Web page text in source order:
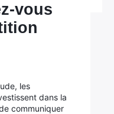
vous
les
dans la
communiquer